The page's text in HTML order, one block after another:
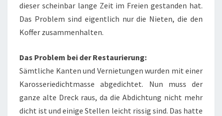
dieser scheinbar lange Zeit im Freien gestanden hat.
Das Problem sind eigentlich nur die Nieten, die den
Koffer zusammenhalten.
Das Problem bei der Restaurierung:
Sämtliche Kanten und Vernietungen wurden mit einer
Karosseriedichtmasse abgedichtet. Nun muss der
ganze alte Dreck raus, da die Abdichtung nicht mehr
dicht ist und einige Stellen leicht rissig sind. Das hatte